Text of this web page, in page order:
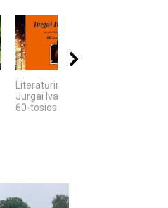
Literatūrinė paroda:
Jurgai Ivanauskaitei –
60-tosios gimimo...